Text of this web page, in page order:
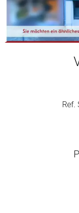
Ref.